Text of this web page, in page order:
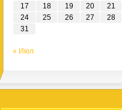
17
18 19 20 21
24
25 26 27 28
31
« Июл